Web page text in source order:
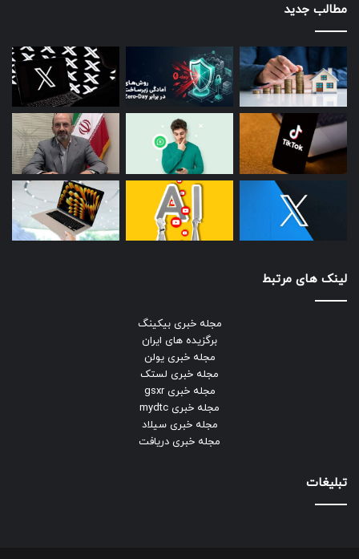
مطالب جدید
لینک های مرتبط
مجله خبری بیکینگ
برگزیده های ایران
مجله خبری یولن
مجله خبری لستک
مجله خبری gsxr
مجله خبری mydtc
مجله خبری سیلاد
مجله خبری دریافت
تبلیغات